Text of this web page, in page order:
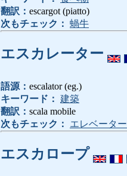
翻訳： escargot (piatto)
次もチェック： 蝸牛
エスカレーター
語源： escalator (eg.)
キーワード： 建築
翻訳： scala mobile
次もチェック：
エレベーター
エスカロープ